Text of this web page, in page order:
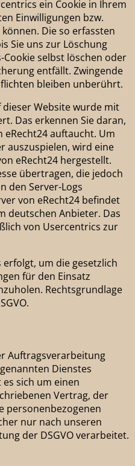
ein Cookie in Ihrem
Einwilligungen bzw.
Die so erfassten
Sie uns zur Löschung
selbst löschen oder
entfällt. Zwingende
bleiben unberührt.
Website wurde mit
Das erkennen Sie daran,
eRecht24 auftaucht. Um
auszuspielen, wird eine
eRecht24 hergestellt.
übertragen, die jedoch
den Server-Logs
von eRecht24 befindet
deutschen Anbieter. Das
von Usercentrics zur
um die gesetzlich
für den Einsatz
Rechtsgrundlage
Auftragsverarbeitung
Dienstes
sich um einen
Vertrag, der
personenbezogenen
nur nach unseren
der DSGVO verarbeitet.